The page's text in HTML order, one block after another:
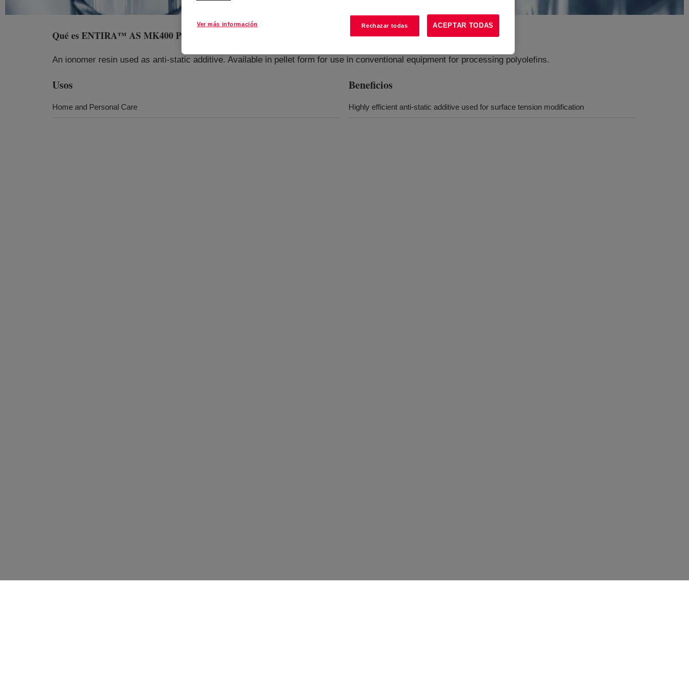
Qué esENTIRA™ AS MK400 Polymer Modifier
An ionomer resin used as anti-static additive. Available in pellet form for use in conventional equipment for processing polyolefins.
Usos
Home and Personal Care
Beneficios
Highly efficient anti-static additive used for surface tension modification
Ver más información Rechazar todas ACEPTAR TODAS